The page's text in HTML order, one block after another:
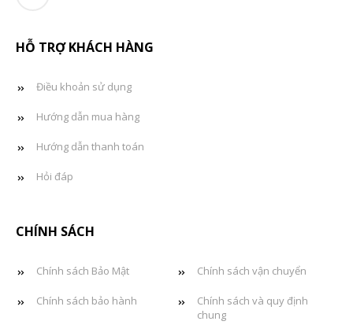
HỖ TRỢ KHÁCH HÀNG
Điều khoản sử dụng
Hướng dẫn mua hàng
Hướng dẫn thanh toán
Hỏi đáp
CHÍNH SÁCH
Chính sách Bảo Mật Chính sách vận chuyển
Chính sách bảo hành
Chính sách và quy định
chung